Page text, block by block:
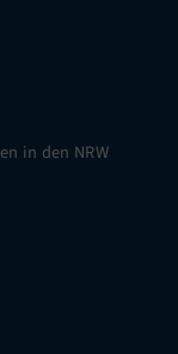
in den NRW